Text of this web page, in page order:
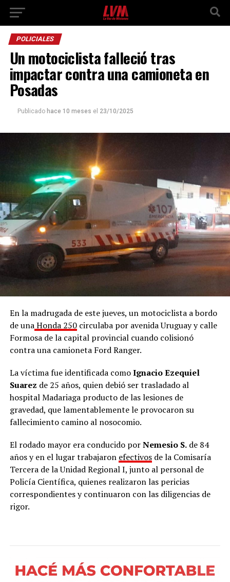
POLICIALES
Un motociclista falleció tras
impactar contra una camioneta en
Posadas
Publicado hace 10 meses el 23/10/2025
En la madrugada de este jueves, un motociclista a bordo
de unaHonda 250circulaba por avenida Uruguay y calle
Formosa de la capital provincial cuando colisionó
contra una camioneta Ford Ranger.
La víctima fue identificada comoIgnacio Ezequiel
Suarez de 25 años, quien debió ser trasladado al
hospital Madariaga producto de las lesiones de
gravedad, que lamentablemente le provocaron su
fallecimiento camino al nosocomio.
El rodado mayor era conducido porNemesio S.de 84
años y en el lugar trabajaron efectivosde la Comisaría
Tercera de la Unidad Regional I, junto al personal de
Policía Científica, quienes realizaron las pericias
correspondientes y continuaron con las diligencias de
rigor.